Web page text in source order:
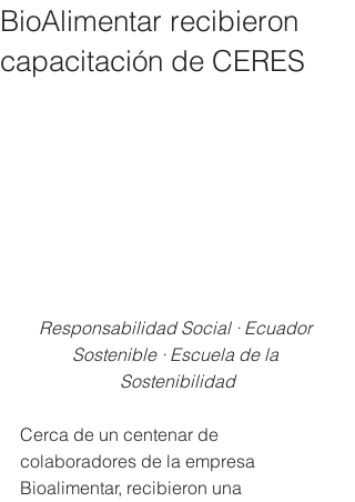
BioAlimentar recibieron
capacitación de CERES
Responsabilidad Social · Ecuador
Sostenible · Escuela de la
Sostenibilidad
Cerca de un centenar de
colaboradores de la empresa
Bioalimentar, recibieron una